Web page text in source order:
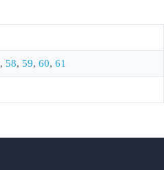
, 58, 59, 60, 61